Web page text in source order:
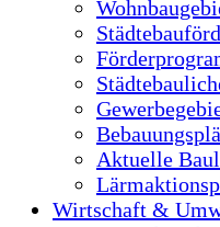
Aktuelle
Wirtschaft &